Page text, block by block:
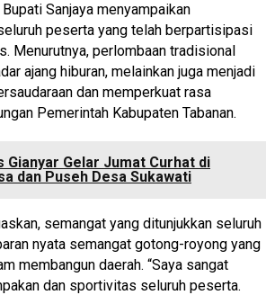
Sanjaya menyampaikan
peserta yang telah berpartisipasi
Menurutnya, perlombaan tradisional
ajang hiburan, melainkan juga menjadi
dan memperkuat rasa
Pemerintah Kabupaten Tabanan.
Gianyar Gelar Jumat Curhat di
dan Puseh Desa Sukawati
semangat yang ditunjukkan seluruh
nyata semangat gotong-royong yang
membangun daerah. “Saya sangat
dan sportivitas seluruh peserta.